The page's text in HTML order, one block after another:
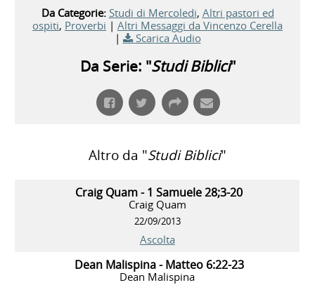
Da Categorie: Studi di Mercoledi, Altri pastori ed
ospiti, Proverbi | Altri Messaggi da Vincenzo Cerella
|
Scarica Audio
Da Serie: "Studi Biblici"
Altro da "Studi Biblici"
Craig Quam - 1 Samuele 28;3-20
Craig Quam
22/09/2013
Ascolta
Dean Malispina - Matteo 6:22-23
Dean Malispina